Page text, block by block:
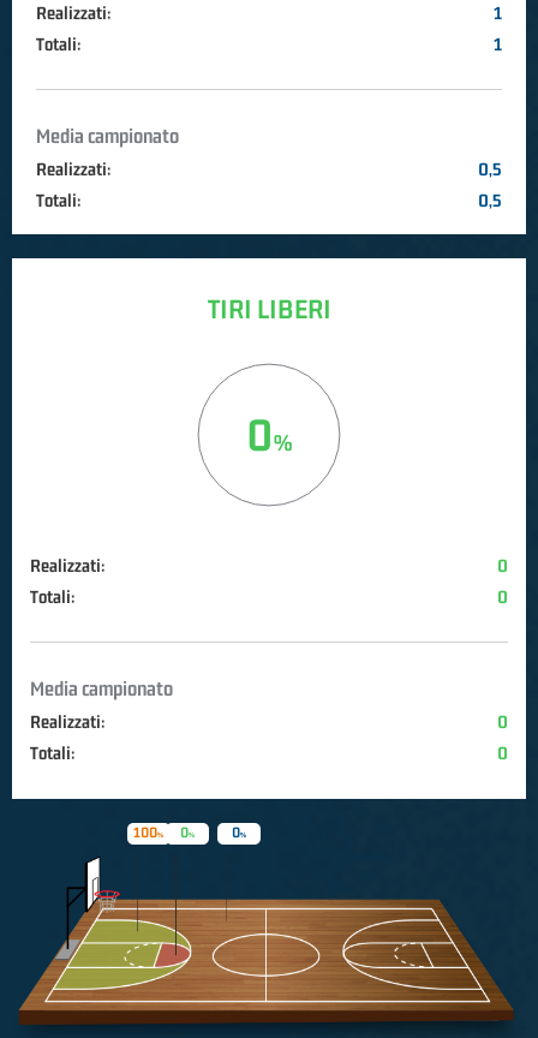
Realizzati:
1
Totali:
1
Media campionato
Realizzati:
0,5
Totali:
0,5
TIRI LIBERI
0
Realizzati:
0
Totali:
0
Media campionato
Realizzati:
0
Totali:
0
0
100 0